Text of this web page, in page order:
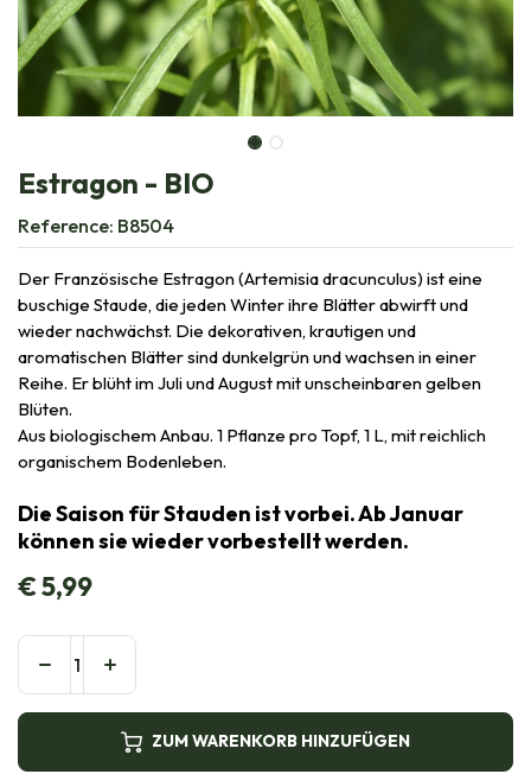
Estragon - BIO
Reference: B8504
Der Französische Estragon (Artemisia dracunculus) ist eine
buschige Staude, die jeden Winter ihre Blätter abwirft und
wieder nachwächst. Die dekorativen, krautigen und
aromatischen Blätter sind dunkelgrün und wachsen in einer
Reihe. Er blüht im Juli und August mit unscheinbaren gelben
Blüten.
Aus biologischem Anbau. 1 Pflanze pro Topf, 1 L, mit reichlich
organischem Bodenleben.
Die Saison für Stauden ist vorbei. Ab Januar
können sie wieder vorbestellt werden.
€5,99
ZUM WARENKORB HINZUFÜGEN